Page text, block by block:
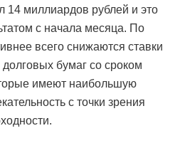
14 миллиардов рублей и это
с начала месяца. По
всего снижаются ставки
бумаг со сроком
имеют наибольшую
с точки зрения